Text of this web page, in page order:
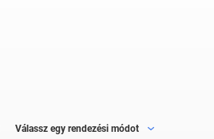
Válassz egy rendezési módot